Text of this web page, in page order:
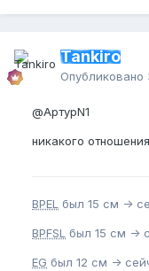
Tankiro
Опубликовано
@АртурN1
никакого
BPEL был 15 см ->
BPFSL был 15 см ->
EG был 12 см ->